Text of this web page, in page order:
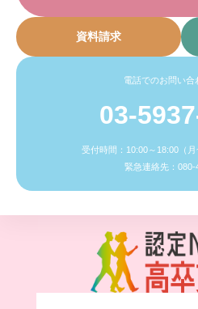
資料請求
電話でのお問い合
03-
受付時間：10:00～18:00（
緊急連絡先：080-